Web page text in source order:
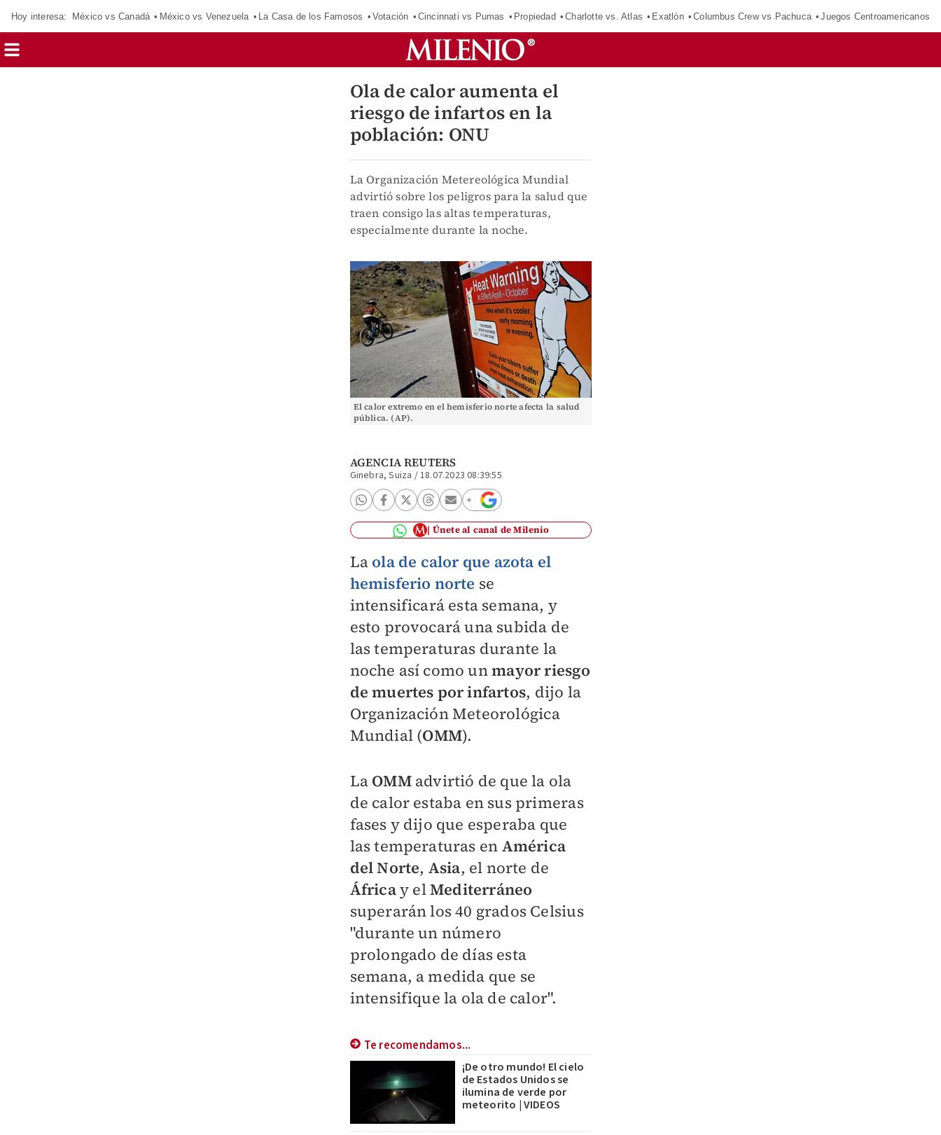
Hoy interesa: México vs Canadá México vs Venezuela La Casa de los Famosos Votación Cincinnati vs Pumas Propiedad Charlotte vs. Atlas Exatlón Columbus Crew vs Pachuca Juegos Centroamericanos
Ola de calor aumenta el
riesgo de infartos en la
población: ONU
La Organización Metereológica Mundial
advirtió sobre los peligros para la salud que
traen consigo las altas temperaturas,
especialmente durante la noche.
El calor extremo en el hemisferio norte afecta la salud
pública. (AP).
AGENCIA REUTERS
Ginebra, Suiza /18.07.2023 08:39:55
Únete al canal de Milenio
La ola de calor que azota el
hemisferio norte se
intensificará esta semana, y
esto provocará una subida de
las temperaturas durante la
noche así como unmayor riesgo
de muertes por infartos, dijo la
Organización Meteorológica
Mundial (OMM).
La OMM advirtió de que la ola
de calor estaba en sus primeras
fases y dijo que esperaba que
las temperaturas en América
del Norte, Asia, el norte de
Áfricay elMediterráneo
superarán los 40 grados Celsius
"durante un número
prolongado de días esta
semana, a medida que se
intensifique la ola de calor".
Te recomendamos...
¡De otro mundo! El cielo
de Estados Unidos se
ilumina de verde por
meteorito | VIDEOS